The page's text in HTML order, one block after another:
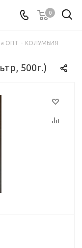
0
ОПТ - КОЛУМБИЯ
500г.)